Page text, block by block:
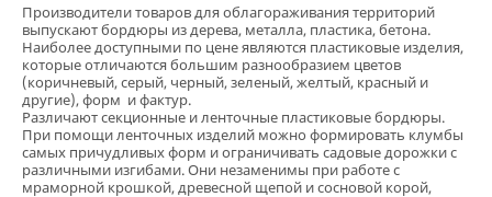
560 ₽
В корзину
Производители товаров для облагораживания территорий
выпускают бордюры из дерева, металла, пластика, бетона.
Наиболее доступными по цене являются пластиковые изделия,
которые отличаются большим разнообразием цветов
(коричневый, серый, черный, зеленый, желтый, красный и
другие), форм и фактур.
Различают секционные и ленточные пластиковые бордюры.
При помощи ленточных изделий можно формировать клумбы
самых причудливых форм и ограничивать садовые дорожки с
различными изгибами. Они незаменимы при работе с
мраморной крошкой, древесной щепой и сосновой корой,